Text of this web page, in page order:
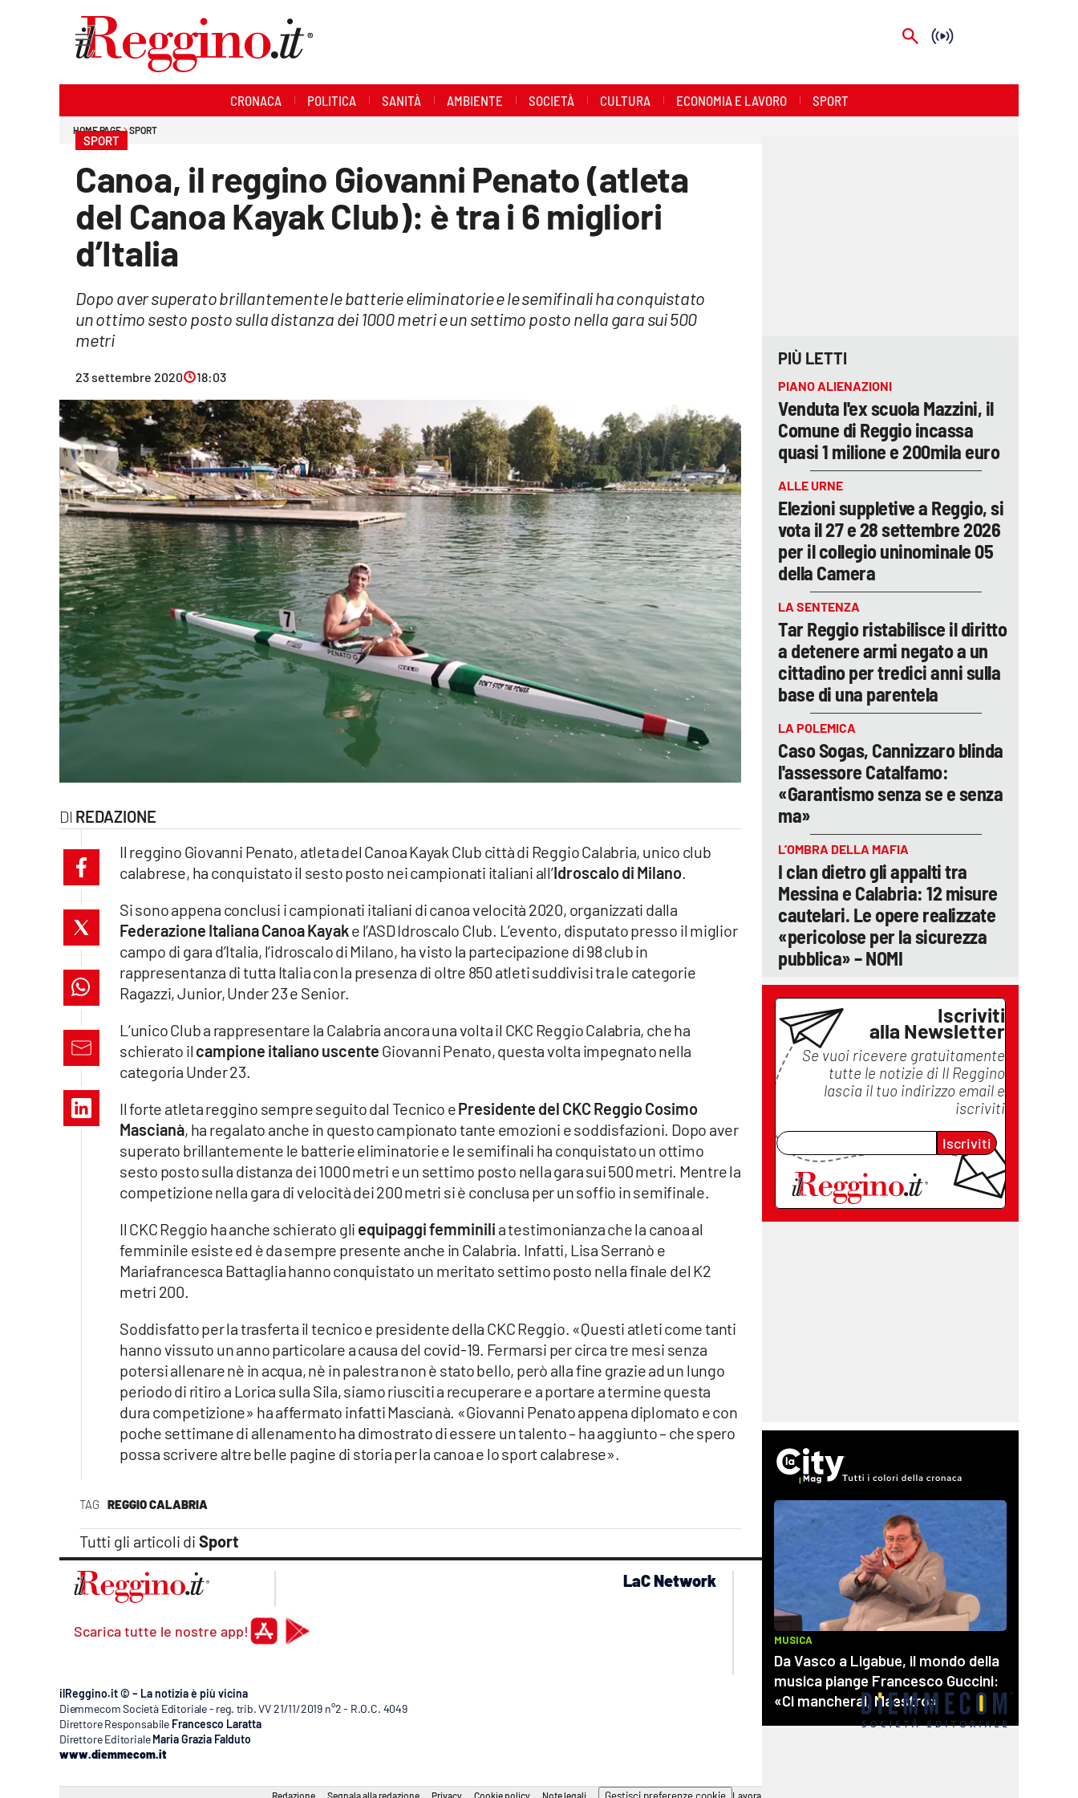
Economia e lavoro
Streaming
Lac Network
catanzarochannel.it
lacapitalenews.it
Vai
CRONACA POLITICA SANITÀ AMBIENTE SOCIETÀ CULTURA ECONOMIA E LAVORO SPORT
HOME PAGE SPORT
SPORT
Canoa, il reggino Giovanni Penato (atleta
del Canoa Kayak Club): è tra i 6 migliori
d’Italia
Dopo aver superato brillantemente le batterie eliminatorie e le semifinali ha conquistato
un ottimo sesto posto sulla distanza dei 1000 metri e un settimo posto nella gara sui 500
metri
23 settembre 2020 18:03
REDAZIONE
TAG REGGIO CALABRIA
Tutti gli articoli di Sport
Il reggino Giovanni Penato, atleta del Canoa Kayak Club città di Reggio Calabria, unico club
calabrese, ha conquistato il sesto posto nei campionati italiani all’Idroscalo di Milano.
Si sono appena conclusi i campionati italiani di canoa velocità 2020, organizzati dalla
Federazione Italiana Canoa Kayake l’ASD Idroscalo Club. L’evento, disputato presso il miglior
campo di gara d’Italia, l’idroscalo di Milano, ha visto la partecipazione di 98 club in
rappresentanza di tutta Italia con la presenza di oltre 850 atleti suddivisi tra le categorie
Ragazzi, Junior, Under 23 e Senior.
L’unico Club a rappresentare la Calabria ancora una volta il CKC Reggio Calabria, che ha
schierato il campione italiano uscente Giovanni Penato, questa volta impegnato nella
categoria Under 23.
Il forte atleta reggino sempre seguito dal Tecnico ePresidente del CKC Reggio Cosimo
Mascianà, ha regalato anche in questo campionato tante emozioni e soddisfazioni. Dopo aver
superato brillantemente le batterie eliminatorie e le semifinali ha conquistato un ottimo
sesto posto sulla distanza dei 1000 metri e un settimo posto nella gara sui 500 metri. Mentre la
competizione nella gara di velocità dei 200 metri si è conclusa per un soffio in semifinale.
Il CKC Reggio ha anche schierato gli equipaggi femminili a testimonianza che la canoa al
femminile esiste ed è da sempre presente anche in Calabria. Infatti, Lisa Serranò e
Mariafrancesca Battaglia hanno conquistato un meritato settimo posto nella finale del K2
metri 200.
Soddisfatto per la trasferta il tecnico e presidente della CKC Reggio. «Questi atleti come tanti
hanno vissuto un anno particolare a causa del covid-19. Fermarsi per circa tre mesi senza
potersi allenare nè in acqua, nè in palestra non è stato bello, però alla fine grazie ad un lungo
periodo di ritiro a Lorica sulla Sila, siamo riusciti a recuperare e a portare a termine questa
dura competizione» ha affermato infatti Mascianà. «Giovanni Penato appena diplomato e con
poche settimane di allenamento ha dimostrato di essere un talento – ha aggiunto – che spero
possa scrivere altre belle pagine di storia per la canoa e lo sport calabrese».
PIÙ LETTI
PIANO ALIENAZIONI
Venduta l'ex scuola Mazzini, il
Comune di Reggio incassa
quasi 1 milione e 200mila euro
ALLE URNE
Elezioni suppletive a Reggio, si
vota il 27 e 28 settembre 2026
per il collegio uninominale 05
della Camera
LA SENTENZA
Tar Reggio ristabilisce il diritto
a detenere armi negato a un
cittadino per tredici anni sulla
base di una parentela
LA POLEMICA
Caso Sogas, Cannizzaro blinda
l'assessore Catalfamo:
«Garantismo senza se e senza
ma»
L’OMBRA DELLA MAFIA
I clan dietro gli appalti tra
Messina e Calabria: 12 misure
cautelari. Le opere realizzate
«pericolose per la sicurezza
pubblica» – NOMI
Iscriviti
alla Newsletter
Se vuoi ricevere gratuitamente
tutte le notizie di Il Reggino
lascia il tuo indirizzo email e
iscriviti
Iscriviti
Scarica tutte le nostre app!
LaC Network
lactv.it
laconair.it
lacitymag.it
lacapitalenews.it
cosenzachannel.it
ilvibonese.it
catanzarochannel.it
ilReggino.it © – La notizia è più vicina
Diemmecom Società Editoriale - reg. trib. VV 21/11/2019 n°2 - R.O.C. 4049
Direttore Responsabile Francesco Laratta
Direttore Editoriale Maria Grazia Falduto
www.diemmecom.it